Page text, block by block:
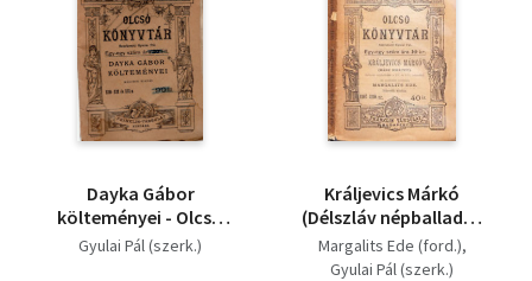
Dayka Gábor
költeményei - Olcsó
Könyvtár 130-131 és
Gyulai Pál (szerk.)
Králjevics Márkó
(Délszláv népballadák
a XV. és XVI. századból)
(Olcsó Könyvtár)
Margalits Ede (ford.)
Gyulai Pál (szerk.)